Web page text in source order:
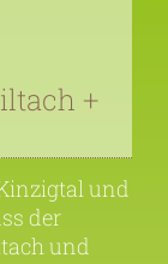
+
und
der
und